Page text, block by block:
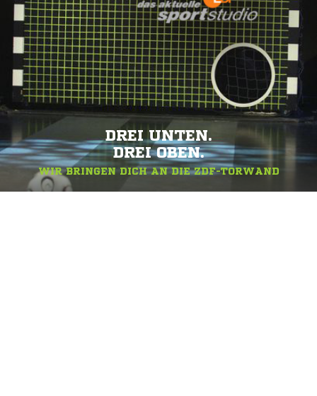
DREI UNTEN.
DREI OBEN.
WIR BRINGEN DICH AN DIE ZDF-TORWAND